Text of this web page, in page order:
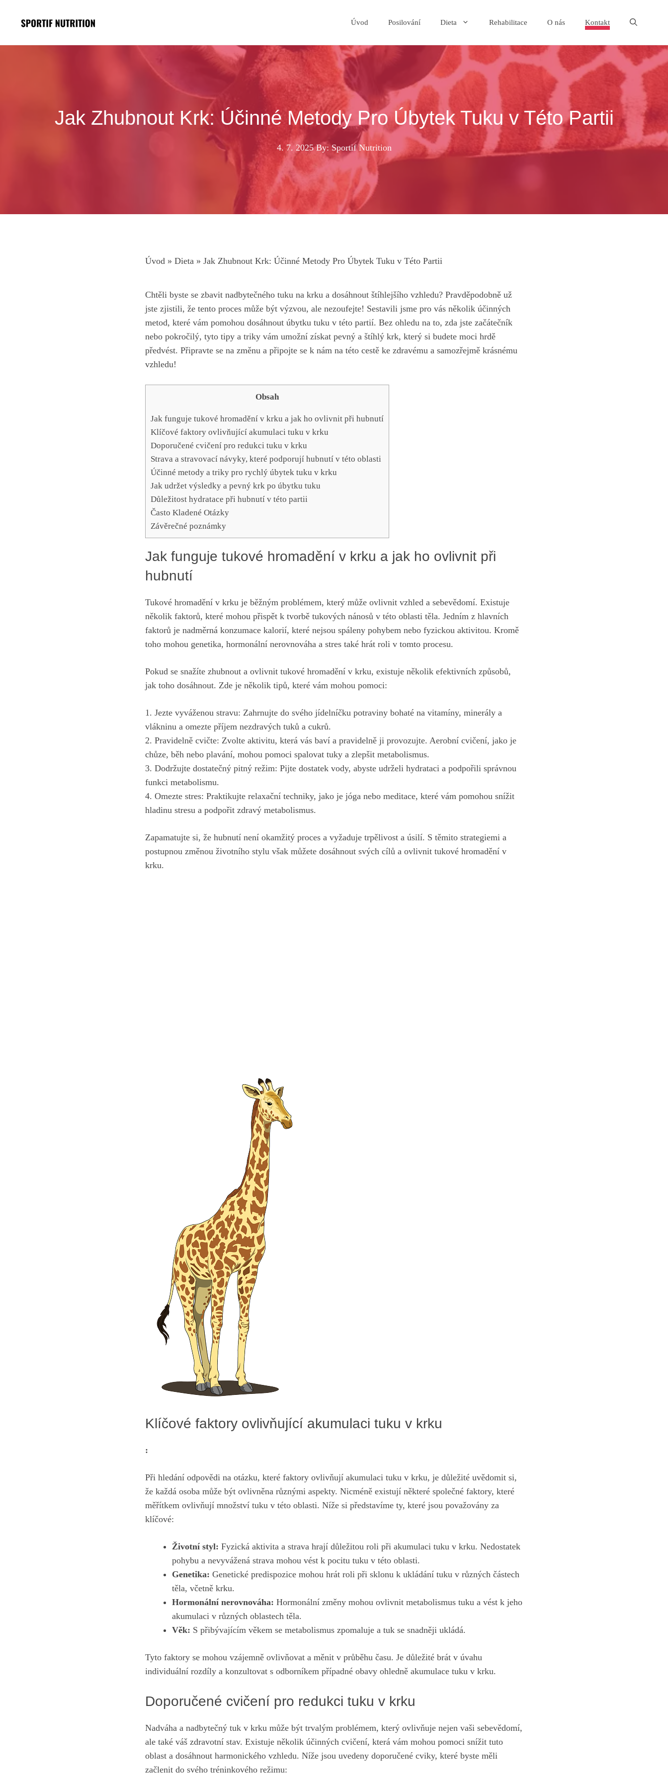
Úvod Posilování Dieta Rehabilitace O nás Kontakt
Jak Zhubnout Krk: Účinné Metody Pro Úbytek Tuku v Této Partii
4. 7. 2025 By: Sportif Nutrition
Úvod » Dieta » Jak Zhubnout Krk: Účinné Metody Pro Úbytek Tuku v Této Partii
Chtěli byste se zbavit nadbytečného tuku na krku a dosáhnout štíhlejšího vzhledu? Pravděpodobně už
jste zjistili, že tento proces může být výzvou, ale nezoufejte! Sestavili jsme pro vás několik účinných
metod, které vám pomohou dosáhnout úbytku tuku v této partií. Bez ohledu na to, zda jste začátečník
nebo pokročilý, tyto tipy a triky vám umožní získat pevný a štíhlý krk, který si budete moci hrdě
předvést. Připravte se na změnu a připojte se k nám na této cestě ke zdravému a samozřejmě krásnému
vzhledu!
Obsah
Jak funguje tukové hromadění v krku a jak ho ovlivnit při hubnutí
Klíčové faktory ovlivňující akumulaci tuku v krku
Doporučené cvičení pro redukci tuku v krku
Strava a stravovací návyky, které podporují hubnutí v této oblasti
Účinné metody a triky pro rychlý úbytek tuku v krku
Jak udržet výsledky a pevný krk po úbytku tuku
Důležitost hydratace při hubnutí v této partii
Často Kladené Otázky
Závěrečné poznámky
Jak funguje tukové hromadění v krku a jak ho ovlivnit při
hubnutí
Tukové hromadění v krku je běžným problémem, který může ovlivnit vzhled a sebevědomí. Existuje
několik faktorů, které mohou přispět k tvorbě tukových nánosů v této oblasti těla. Jedním z hlavních
faktorů je nadměrná konzumace kalorií, které nejsou spáleny pohybem nebo fyzickou aktivitou. Kromě
toho mohou genetika, hormonální nerovnováha a stres také hrát roli v tomto procesu.
Pokud se snažíte zhubnout a ovlivnit tukové hromadění v krku, existuje několik efektivních způsobů,
jak toho dosáhnout. Zde je několik tipů, které vám mohou pomoci:
1. Jezte vyváženou stravu: Zahrnujte do svého jídelníčku potraviny bohaté na vitamíny, minerály a
vlákninu a omezte příjem nezdravých tuků a cukrů.
2. Pravidelně cvičte: Zvolte aktivitu, která vás baví a pravidelně ji provozujte. Aerobní cvičení, jako je
chůze, běh nebo plavání, mohou pomoci spalovat tuky a zlepšit metabolismus.
3. Dodržujte dostatečný pitný režim: Pijte dostatek vody, abyste udrželi hydrataci a podpořili správnou
funkci metabolismu.
4. Omezte stres: Praktikujte relaxační techniky, jako je jóga nebo meditace, které vám pomohou snížit
hladinu stresu a podpořit zdravý metabolismus.
Zapamatujte si, že hubnutí není okamžitý proces a vyžaduje trpělivost a úsilí. S těmito strategiemi a
postupnou změnou životního stylu však můžete dosáhnout svých cílů a ovlivnit tukové hromadění v
krku.
Klíčové faktory ovlivňující akumulaci tuku v krku
:
Při hledání odpovědi na otázku, které faktory ovlivňují akumulaci tuku v krku, je důležité uvědomit si,
že každá osoba může být ovlivněna různými aspekty. Nicméně existují některé společné faktory, které
měřítkem ovlivňují množství tuku v této oblasti. Níže si představíme ty, které jsou považovány za
klíčové:
Životní styl: Fyzická aktivita a strava hrají důležitou roli při akumulaci tuku v krku. Nedostatek
pohybu a nevyvážená strava mohou vést k pocitu tuku v této oblasti.
Genetika: Genetické predispozice mohou hrát roli při sklonu k ukládání tuku v různých částech
těla, včetně krku.
Hormonální nerovnováha: Hormonální změny mohou ovlivnit metabolismus tuku a vést k jeho
akumulaci v různých oblastech těla.
Věk: S přibývajícím věkem se metabolismus zpomaluje a tuk se snadněji ukládá.
Tyto faktory se mohou vzájemně ovlivňovat a měnit v průběhu času. Je důležité brát v úvahu
individuální rozdíly a konzultovat s odborníkem případné obavy ohledně akumulace tuku v krku.
Doporučené cvičení pro redukci tuku v krku
Nadváha a nadbytečný tuk v krku může být trvalým problémem, který ovlivňuje nejen vaši sebevědomí,
ale také váš zdravotní stav. Existuje několik účinných cvičení, která vám mohou pomoci snížit tuto
oblast a dosáhnout harmonického vzhledu. Níže jsou uvedeny doporučené cviky, které byste měli
začlenit do svého tréninkového režimu: